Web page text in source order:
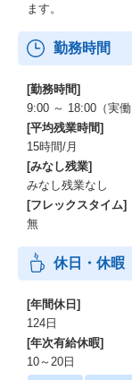
ます。
勤務時間
[勤務時間]
9:00 ～ 18:00（実
[平均残業時間]
15時間/月
[みなし残業]
みなし残業なし
[フレックスタイム]
無
休日・休暇
[年間休日]
124日
[年次有給休暇]
10～20日